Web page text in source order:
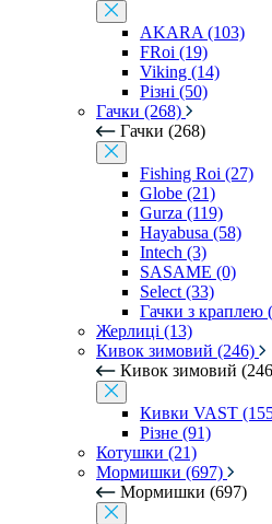
AKARA (103)
FRoi (19)
Viking (14)
Різні (50)
Гачки (268)
Гачки (268)
Fishing Roi (27)
Globe (21)
Gurza (119)
Hayabusa (58)
Intech (3)
SASAME (0)
Select (33)
Гачки з краплею
Жерлиці (13)
Кивок зимовий (246)
Кивок зимовий
Кивки VAST
Різне (91)
Котушки (21)
Мормишки (697)
Мормишки (697)